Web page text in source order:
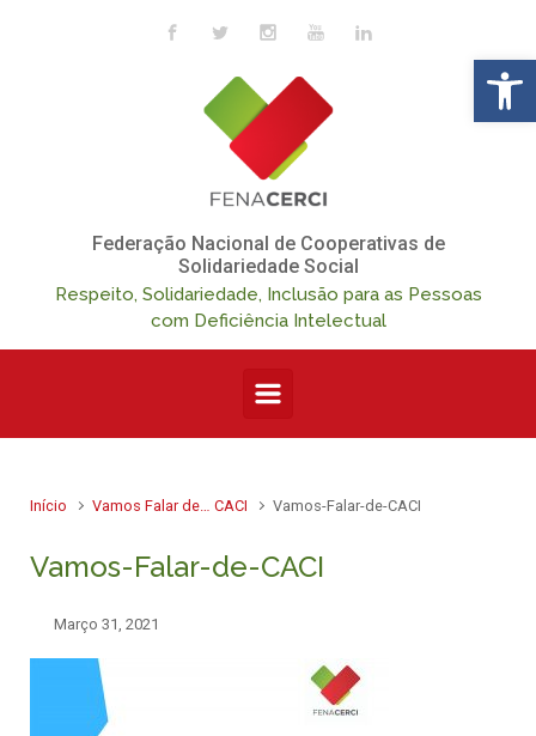
Skip to main content
Federação Nacional de Cooperativas de
Solidariedade Social
Respeito, Solidariedade, Inclusão para as Pessoas
com Deficiência Intelectual
Início Vamos Falar de… CACI Vamos-Falar-de-CACI
Vamos-Falar-de-CACI
Março 31, 2021